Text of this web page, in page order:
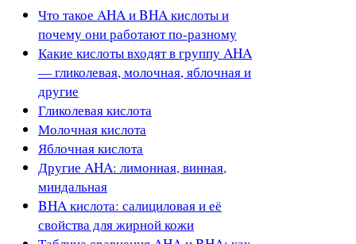
Что такое AHA и BHA кислоты и
почему они работают по-разному
Какие кислоты входят в группу AHA
— гликолевая, молочная, яблочная и
другие
Гликолевая кислота
Молочная кислота
Яблочная кислота
Другие AHA: лимонная, винная,
миндальная
BHA кислота: салициловая и её
свойства для жирной кожи